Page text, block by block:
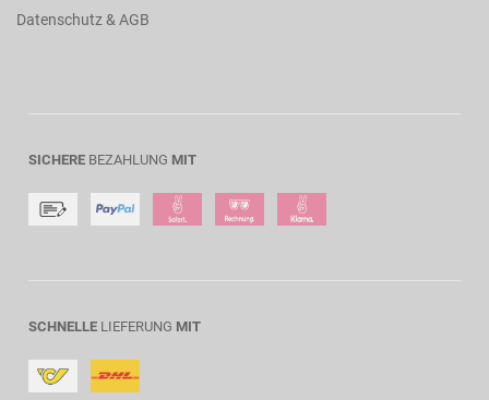
Datenschutz & AGB
SICHERE BEZAHLUNG MIT
SCHNELLE LIEFERUNG MIT